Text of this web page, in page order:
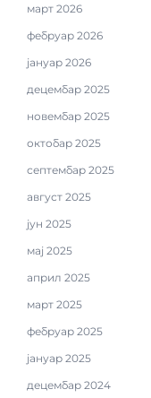
март 2026
фебруар 2026
јануар 2026
децембар 2025
новембар 2025
октобар 2025
септембар 2025
август 2025
јун 2025
мај 2025
април 2025
март 2025
фебруар 2025
јануар 2025
децембар 2024